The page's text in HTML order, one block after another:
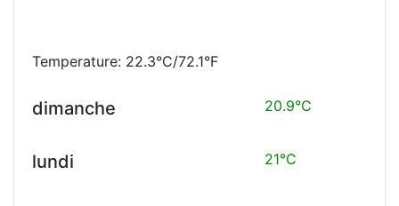
Temperature: 22.3°C/72.1°F
dimanche 20.9°C
lundi 21°C